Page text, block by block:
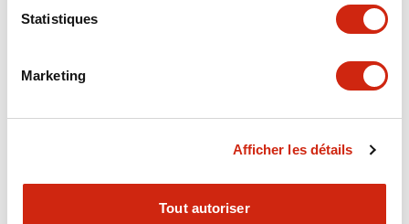
Statistiques
Marketing
Afficher les détails
Tout autoriser